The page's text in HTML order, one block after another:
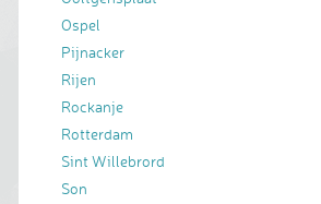
Ospel
Pijnacker
Rijen
Rockanje
Rotterdam
Sint Willebrord
Son